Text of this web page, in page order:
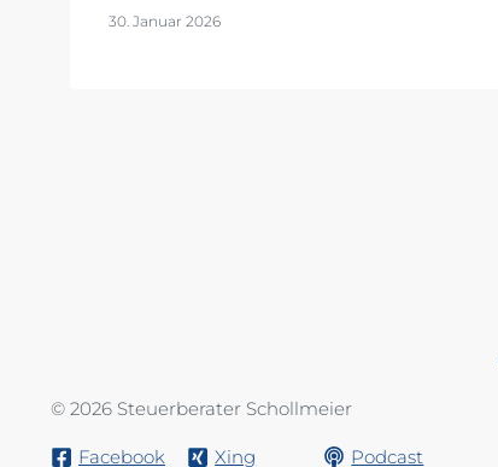
30. Januar 2026
© 2026 Steuerberater Schollmeier
Facebook Xing Podcast